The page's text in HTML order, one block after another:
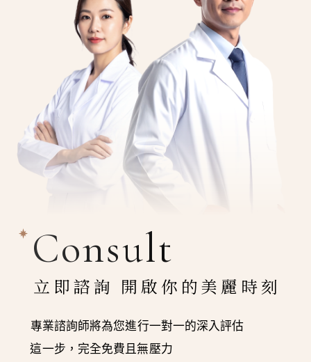
Consult
立即諮詢 開啟你的美麗時刻
專業諮詢師將為您進行一對一的深入評估
這一步，完全免費且無壓力